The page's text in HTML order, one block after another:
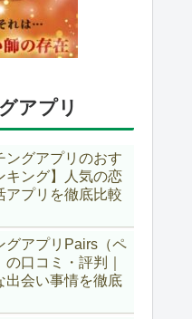
アプリ
ングアプリのおす
キング】人気の恋
アプリを徹底比較
グアプリPairs（ペ
の口コミ・評判｜
出会い事情を徹底